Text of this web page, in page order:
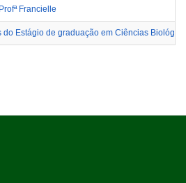
Francielle
do Estágio de graduação em Ciências